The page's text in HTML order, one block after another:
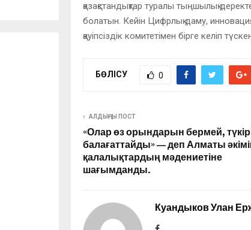
қазақстандықтар туралы тыңшылық
болатын. Кейін Цифрлық даму,
қауіпсіздік комитетімен бірге келіп
БӨЛІСУ 0
АЛДЫҢҒЫ ПОСТ
«Олар өз орындарын бермей,
балағаттайды» — деп Алматы
қалалықтардың мәдениетіне
шағымданды.
Куандыков Улан